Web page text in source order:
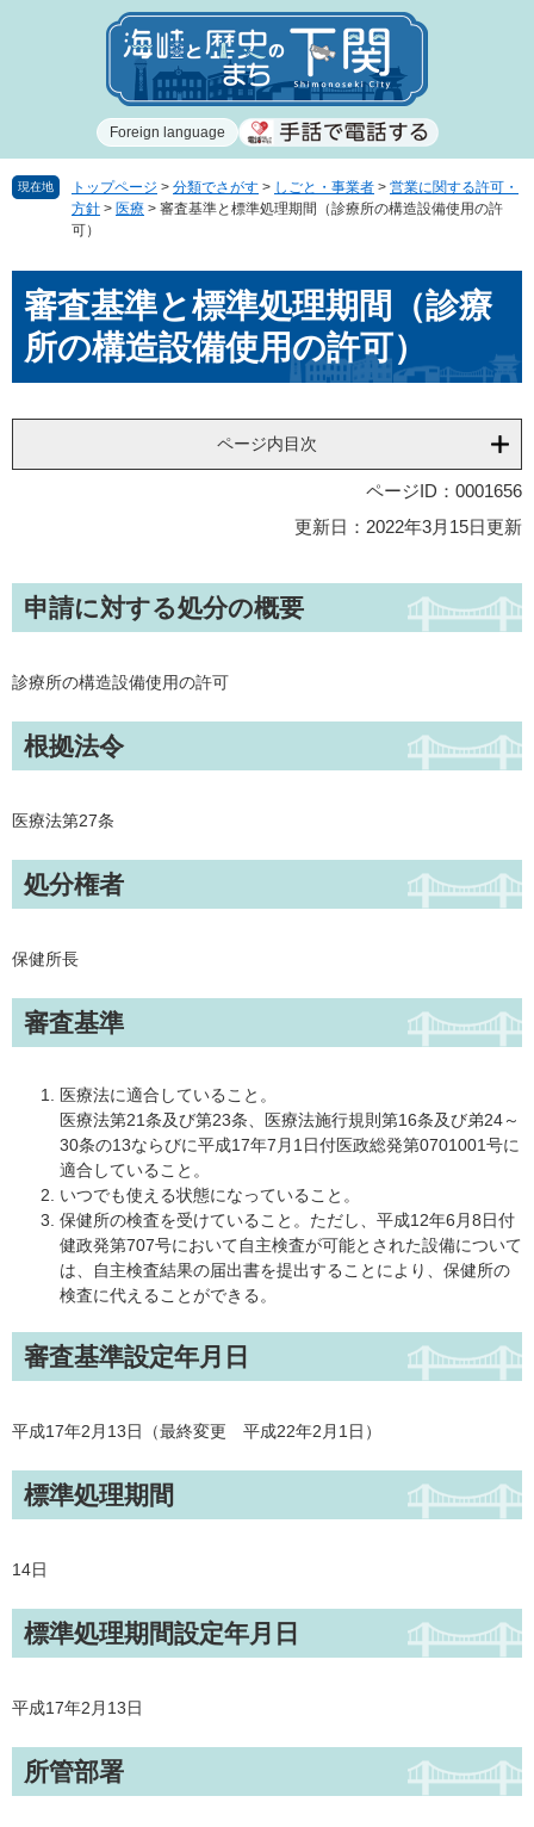
で
ば
Foreign language
現在地 トップページ > 分類でさがす > しごと・事業者 > 営業に関する許可・
方針 > 医療 > 審査基準と標準処理期間（診療所の構造設備使用の許
可）
文審査基準と標準処理期間（診療
所の構造設備使用の許可）
ページ内目次
ページID：0001656
更新日：2022年3月15日更新
申請に対する処分の概要
診療所の構造設備使用の許可
根拠法令
医療法第27条
処分権者
保健所長
審査基準
医療法に適合していること。
医療法第21条及び第23条、医療法施行規則第16条及び弟24～
30条の13ならびに平成17年7月1日付医政総発第0701001号に
適合していること。
いつでも使える状態になっていること。
保健所の検査を受けていること。ただし、平成12年6月8日付
健政発第707号において自主検査が可能とされた設備について
は、自主検査結果の届出書を提出することにより、保健所の
検査に代えることができる。
審査基準設定年月日
平成17年2月13日（最終変更 平成22年2月1日）
標準処理期間
14日
標準処理期間設定年月日
平成17年2月13日
所管部署